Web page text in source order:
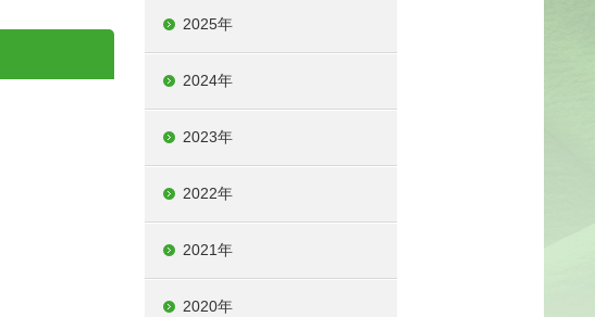
2025年
2024年
2023年
2022年
2021年
2020年